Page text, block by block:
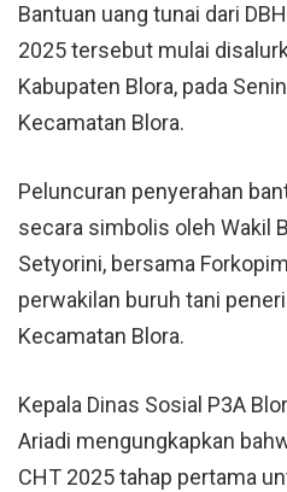
Bantuan uang tunai dari
2025 tersebut mulai
Kabupaten Blora, pada
Kecamatan Blora.
Peluncuran penyerahan
secara simbolis oleh Wakil
Setyorini, bersama
perwakilan buruh tani
Kecamatan Blora.
Kepala Dinas Sosial P3A
Ariadi mengungkapkan
CHT 2025 tahap pertama